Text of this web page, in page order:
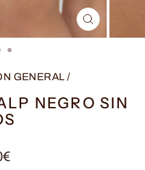
CERRAR
(ESC)
GENERAL /
NEGRO SIN